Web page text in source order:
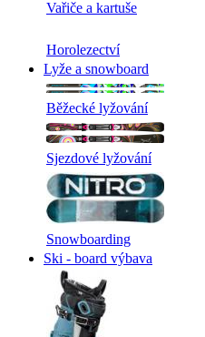
Vařiče a kartuše
Horolezectví
Lyže a snowboard
Běžecké lyžování
Sjezdové lyžování
Snowboarding
Ski - board výbava